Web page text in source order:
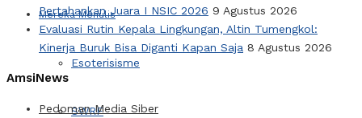
Mereka Menulis
Esoterisisme
SWRF
Pertahankan Juara I NSIC 2026 9 Agustus 2026
Evaluasi Rutin Kepala Lingkungan, Altin Tumengkol:
Kinerja Buruk Bisa Diganti Kapan Saja 8 Agustus 2026
AmsiNews
Pedoman Media Siber